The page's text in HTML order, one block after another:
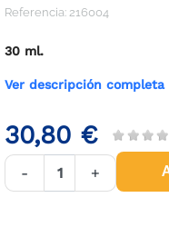
Referencia: 216004
30 ml.
Ver descripción completa
30,80 €
- +